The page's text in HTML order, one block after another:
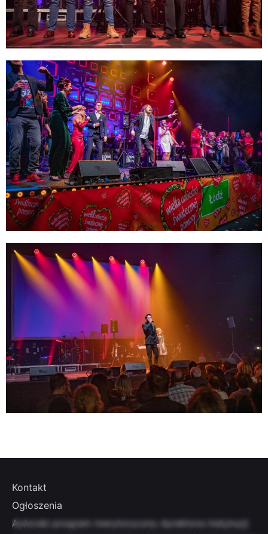
Nasza strona internetowa używa informacji zapisanych
Kontakt
Ogłoszenia
Autorski program merytoryczny dyrektora instytucji